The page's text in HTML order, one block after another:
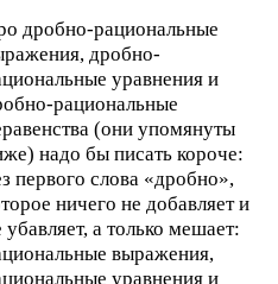
дробно-рациональные
дробно-
уравнения и
рациональные
(они упомянуты
надо бы писать короче:
первого слова «дробно»,
ничего не добавляет и
убавляет, а только мешает:
выражения,
уравнения и